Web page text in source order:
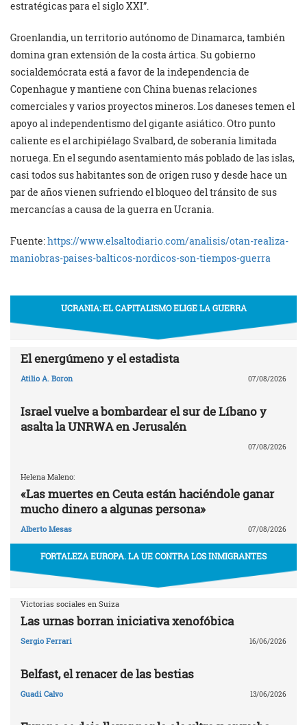
estratégicas para el siglo XXI”.
Groenlandia, un territorio autónomo de Dinamarca, también
domina gran extensión de la costa ártica. Su gobierno
socialdemócrata está a favor de la independencia de
Copenhague y mantiene con China buenas relaciones
comerciales y varios proyectos mineros. Los daneses temen el
apoyo al independentismo del gigante asiático. Otro punto
caliente es el archipiélago Svalbard, de soberanía limitada
noruega. En el segundo asentamiento más poblado de las islas,
casi todos sus habitantes son de origen ruso y desde hace un
par de años vienen sufriendo el bloqueo del tránsito de sus
mercancías a causa de la guerra en Ucrania.
Fuente:https://www.elsaltodiario.com/analisis/otan-realiza-
maniobras-paises-balticos-nordicos-son-tiempos-guerra
UCRANIA: EL CAPITALISMO ELIGE LA GUERRA
El energúmeno y el estadista
Atilio A. Boron 07/08/2026
Israel vuelve a bombardear el sur de Líbano y
asalta la UNRWA en Jerusalén
07/08/2026
Helena Maleno:
«Las muertes en Ceuta están haciéndole ganar
mucho dinero a algunas persona»
Alberto Mesas 07/08/2026
FORTALEZA EUROPA. LA UE CONTRA LOS INMIGRANTES
Victorias sociales en Suiza
Las urnas borran iniciativa xenofóbica
Sergio Ferrari 16/06/2026
Belfast, el renacer de las bestias
Guadi Calvo 13/06/2026